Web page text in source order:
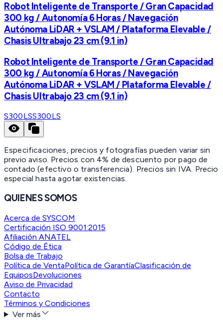
Robot Inteligente de Transporte / Gran Capacidad
300 kg / Autonomía 6 Horas / Navegación
Autónoma LiDAR + VSLAM / Plataforma Elevable /
Chasis Ultrabajo 23 cm (9.1 in)
Robot Inteligente de Transporte / Gran Capacidad
300 kg / Autonomía 6 Horas / Navegación
Autónoma LiDAR + VSLAM / Plataforma Elevable /
Chasis Ultrabajo 23 cm (9.1 in)
S300LSS300LS
Especificaciones, precios y fotografías pueden variar sin
previo aviso. Precios con 4% de descuento por pago de
contado (efectivo o transferencia). Precios sin IVA. Precio
especial hasta agotar existencias.
QUIENES SOMOS
Acerca de SYSCOM
Certificación ISO 9001:2015
Afiliación ANATEL
Código de Ética
Bolsa de Trabajo
Política de VentaPolítica de GarantíaClasificación de
EquiposDevoluciones
Aviso de Privacidad
Contacto
Términos y Condiciones
Ver más